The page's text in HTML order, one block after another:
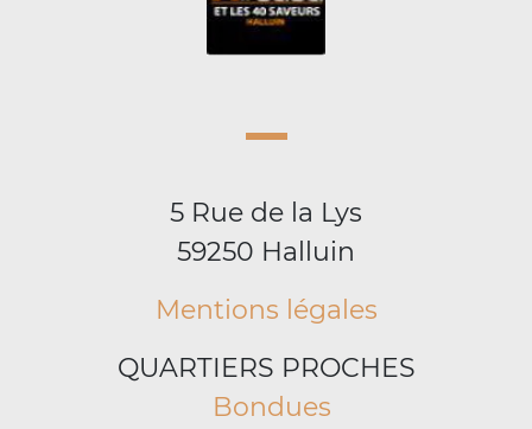
5 Rue de la Lys
59250 Halluin
Mentions légales
QUARTIERS PROCHES
Bondues